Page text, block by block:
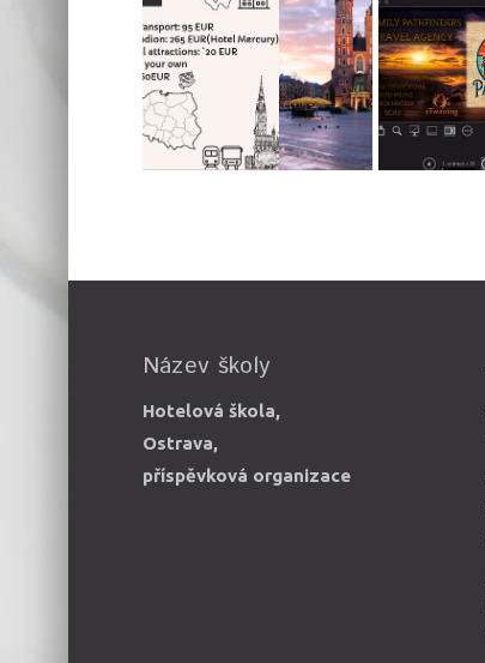
Název školy
Hotelová škola,
Ostrava,
příspěvková organizace